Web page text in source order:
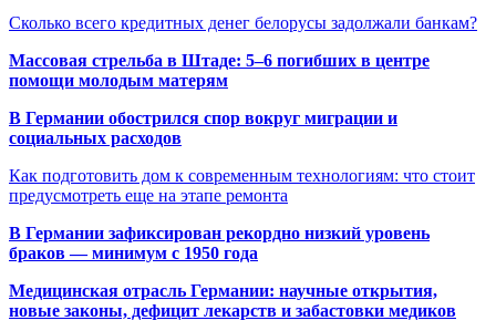
Сколько всего кредитных денег белорусы задолжали банкам?
Массовая стрельба в Штаде: 5–6 погибших в центре
помощи молодым матерям
В Германии обострился спор вокруг миграции и
социальных расходов
Как подготовить дом к современным технологиям: что стоит
предусмотреть еще на этапе ремонта
В Германии зафиксирован рекордно низкий уровень
браков — минимум с 1950 года
Медицинская отрасль Германии: научные открытия,
новые законы, дефицит лекарств и забастовки медиков